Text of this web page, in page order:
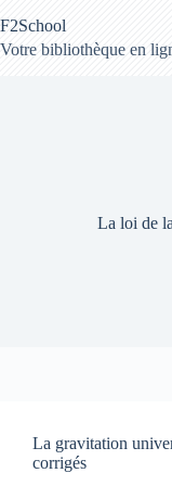
au
contenu
F2School
Votre bibliothèque en
La loi de
La gravitation
corrigés